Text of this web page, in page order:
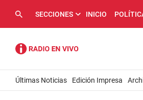
SECCIONES INICIO
Últimas Noticias Edición Impresa